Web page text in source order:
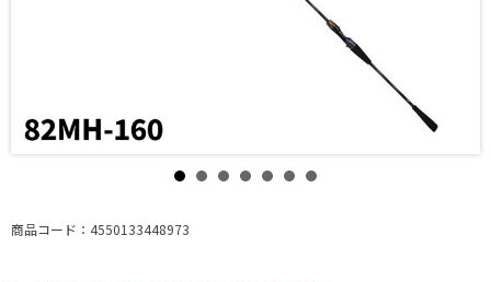
商品コード：4550133448973